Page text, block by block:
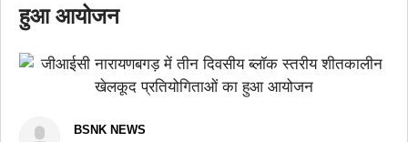
हुआ आयोजन
BSNK NEWS